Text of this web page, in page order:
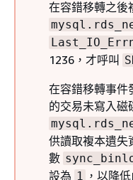
在容錯移轉之後
1236，才呼叫
在容錯移轉事件
的交易未寫入磁
供讀取複本遺失
數
設為 1
，以降